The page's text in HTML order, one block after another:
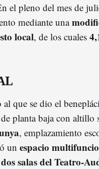
el pleno del mes de
mediante una
local, de los cuales
que se dio el
planta baja con altillo
, emplazamiento
un espacio
dos salas del Teatro-